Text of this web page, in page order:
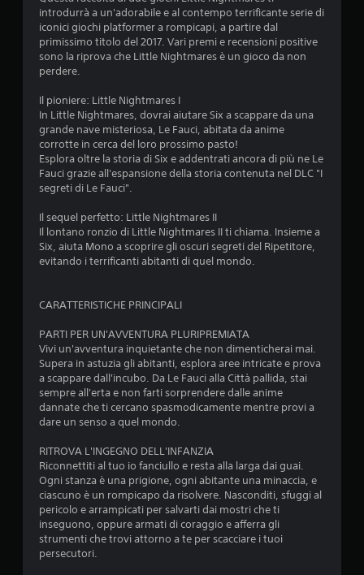
o
i
introdurrà a un'adorabile e al contempo terrificante serie di
iconici giochi platformer a rompicapi, a partire dal
primissimo titolo del 2017. Vari premi e recensioni positive
sono la riprova che Little Nightmares è un gioco da non
perdere.
Il pioniere: Little Nightmares I
In Little Nightmares, dovrai aiutare Six a scappare da una
grande nave misteriosa, Le Fauci, abitata da anime
corrotte in cerca del loro prossimo pasto!
Esplora oltre la storia di Six e addentrati ancora di più ne Le
Fauci grazie all'espansione della storia contenuta nel DLC "I
segreti di Le Fauci".
Il sequel perfetto: Little Nightmares II
Il lontano ronzio di Little Nightmares II ti chiama. Insieme a
Six, aiuta Mono a scoprire gli oscuri segreti del Ripetitore,
evitando i terrificanti abitanti di quel mondo.
CARATTERISTICHE PRINCIPALI
PARTI PER UN'AVVENTURA PLURIPREMIATA
Vivi un'avventura inquietante che non dimenticherai mai.
Supera in astuzia gli abitanti, esplora aree intricate e prova
a scappare dall'incubo. Da Le Fauci alla Città pallida, stai
sempre all'erta e non farti sorprendere dalle anime
dannate che ti cercano spasmodicamente mentre provi a
dare un senso a quel mondo.
RITROVA L'INGEGNO DELL'INFANZIA
Riconnettiti al tuo io fanciullo e resta alla larga dai guai.
Ogni stanza è una prigione, ogni abitante una minaccia, e
ciascuno è un rompicapo da risolvere. Nasconditi, sfuggi al
pericolo e arrampicati per salvarti dai mostri che ti
inseguono, oppure armati di coraggio e afferra gli
strumenti che trovi attorno a te per scacciare i tuoi
persecutori.